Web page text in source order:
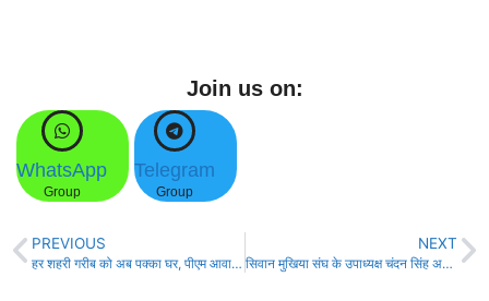
Join us on:
WhatsApp
Group
Telegram
Group
PREVIOUS
हर शहरी गरीब को अब पक्का घर, पीएम आवास योजना के तहत लाखों आवास निर्माणाधीन!
NEXT
सिवान मुखिया संघ के उपाध्यक्ष चंदन सिंह अपने सैकड़ों समर्थकों के साथ भाजपा में हुये शामिल!